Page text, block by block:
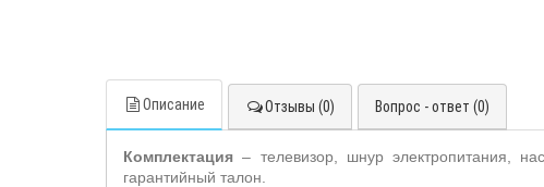
Описание Отзывы (0) Вопрос - ответ (0)
Комплектация– телевизор, шнур электропитания,
гарантийный талон.